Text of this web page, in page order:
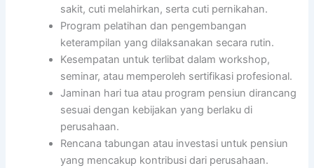
sakit, cuti melahirkan, serta cuti pernikahan.
Program pelatihan dan pengembangan
keterampilan yang dilaksanakan secara rutin.
Kesempatan untuk terlibat dalam workshop,
seminar, atau memperoleh sertifikasi profesional.
Jaminan hari tua atau program pensiun dirancang
sesuai dengan kebijakan yang berlaku di
perusahaan.
Rencana tabungan atau investasi untuk pensiun
yang mencakup kontribusi dari perusahaan.